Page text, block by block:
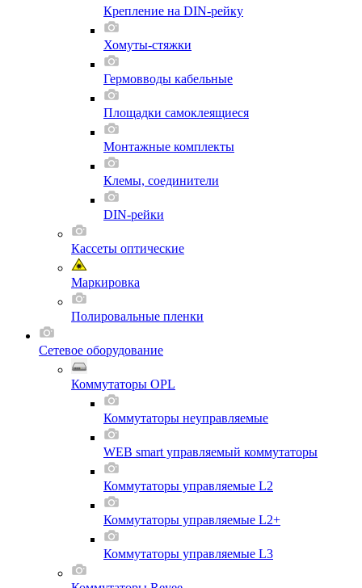
Крепление на DIN-рейку
Хомуты-стяжки
Гермовводы кабельные
Площадки самоклеящиеся
Монтажные комплекты
Клемы, соединители
DIN-рейки
Кассеты оптические
Маркировка
Полировальные пленки
Сетевое оборудование
Коммутаторы OPL
Коммутаторы неуправляемые
WEB smart управляемый коммутаторы
Коммутаторы управляемые L2
Коммутаторы управляемые L2+
Коммутаторы управляемые L3